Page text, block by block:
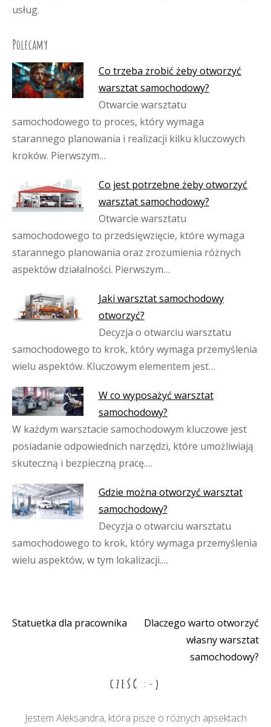
usług.
Polecamy
Co trzeba zrobić żeby otworzyć
warsztat samochodowy?
Otwarcie warsztatu
samochodowego to proces, który wymaga
starannego planowania i realizacji kilku kluczowych
kroków. Pierwszym…
Co jest potrzebne żeby otworzyć
warsztat samochodowy?
Otwarcie warsztatu
samochodowego to przedsięwzięcie, które wymaga
starannego planowania oraz zrozumienia różnych
aspektów działalności. Pierwszym…
Jaki warsztat samochodowy
otworzyć?
Decyzja o otwarciu warsztatu
samochodowego to krok, który wymaga przemyślenia
wielu aspektów. Kluczowym elementem jest…
W co wyposażyć warsztat
samochodowy?
W każdym warsztacie samochodowym kluczowe jest
posiadanie odpowiednich narzędzi, które umożliwiają
skuteczną i bezpieczną pracę.…
Gdzie można otworzyć warsztat
samochodowy?
Decyzja o otwarciu warsztatu
samochodowego to krok, który wymaga przemyślenia
wielu aspektów, w tym lokalizacji.…
Nawigacja
Statuetka dla pracownika
Dlaczego warto otworzyć
własny warsztat
samochodowy?
CZEŚĆ :-)
Jestem Aleksandra, która pisze o różnych apsektach